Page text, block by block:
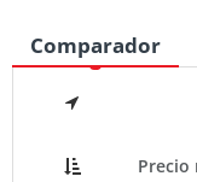
Comparador